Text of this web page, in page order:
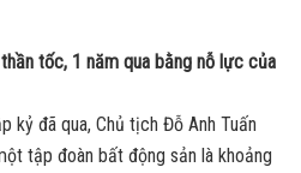
thần tốc, 1 năm qua bằng nỗ lực của
kỷ đã qua, Chủ tịch Đỗ Anh Tuấn
tập đoàn bất động sản là khoảng